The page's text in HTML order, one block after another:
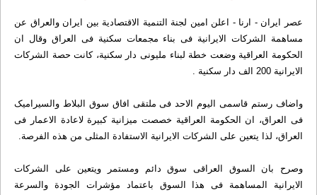
عصر ایران - ارنا - اعلن امین لجنة التنمیة الاقتصادیة بین ایران والعراق عن
مساهمة الشرکات الایرانیة فی بناء مجمعات سکنیة فی العراق وقال ان
الحکومة العراقیة وضعت خطة لبناء ملیونی دار سکنیة، کانت حصة الشرکات
الایرانیة 200 الف دار سکنیة .
واضاف رستم قاسمی الیوم الاحد فی ملتقی افاق سوق البلاط والسیرامیک
فی العراق، ان الحکومة العراقیة خصصت میزانیة کبیرة لاعادة الاعمار فی
العراق، لذا یتعین علی الشرکات الایرانیة الاستفادة المثلی من هذه الفرصة.
وصرح بان السوق العراقی سوق دائم ومستمر ویتعین علی الشرکات
الایرانیة المساهمة فی هذا السوق باعتماد مؤشرات الجودة والسرعة